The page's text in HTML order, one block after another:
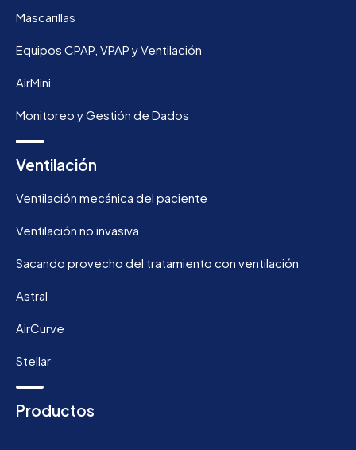
Mascarillas
Equipos CPAP, VPAP y Ventilación
AirMini
Monitoreo y Gestión de Dados
Ventilación
Ventilación mecánica del paciente
Ventilación no invasiva
Sacando provecho del tratamiento con ventilación
Astral
AirCurve
Stellar
Productos